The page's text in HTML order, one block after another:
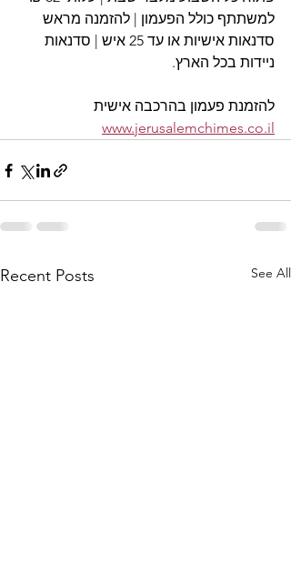
למשתתף כולל הפעמון | להזמנה מראש
סדנאות אישיות או עד 25 איש | סדנאות
ניידות בכל הארץ.
להזמנת פעמון בהרכבה אישית
www.jerusalemchimes.co.il
Recent Posts See All